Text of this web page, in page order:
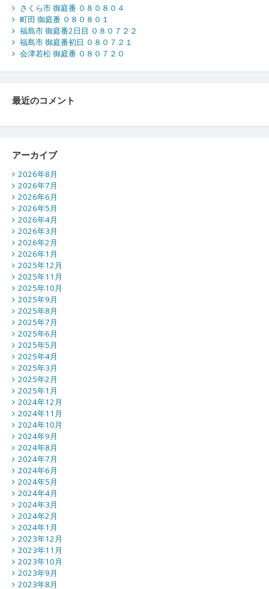
さくら市 御庭番 ０８０８０４
町田 御庭番 ０８０８０１
福島市 御庭番2日目 ０８０７２２
福島市 御庭番初日 ０８０７２１
会津若松 御庭番 ０８０７２０
最近のコメント
アーカイブ
2026年8月
2026年7月
2026年6月
2026年5月
2026年4月
2026年3月
2026年2月
2026年1月
2025年12月
2025年11月
2025年10月
2025年9月
2025年8月
2025年7月
2025年6月
2025年5月
2025年4月
2025年3月
2025年2月
2025年1月
2024年12月
2024年11月
2024年10月
2024年9月
2024年8月
2024年7月
2024年6月
2024年5月
2024年4月
2024年3月
2024年2月
2024年1月
2023年12月
2023年11月
2023年10月
2023年9月
2023年8月